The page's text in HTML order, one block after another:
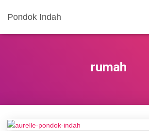
Pondok Indah
rumah